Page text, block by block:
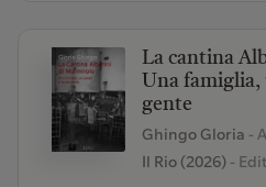
La cantina
Una famiglia,
gente
Ghingo Gloria -
Il Rio (2026)-